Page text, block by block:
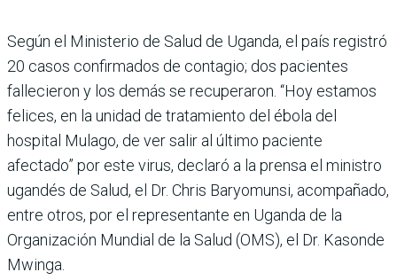
Según el Ministerio de Salud de Uganda, el país registró
20 casos confirmados de contagio; dos pacientes
fallecieron y los demás se recuperaron. “Hoy estamos
felices, en la unidad de tratamiento del ébola del
hospital Mulago, de ver salir al último paciente
afectado” por este virus, declaró a la prensa el ministro
ugandés de Salud, el Dr. Chris Baryomunsi, acompañado,
entre otros, por el representante en Uganda de la
Organización Mundial de la Salud (OMS), el Dr. Kasonde
Mwinga.